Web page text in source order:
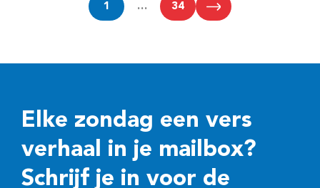
1 … 34
Elke zondag een vers
verhaal in je mailbox?
Schrijf je in voor de